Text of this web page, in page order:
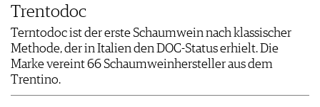
Trentodoc
Terntodoc ist der erste Schaumwein nach klassischer
Methode, der in Italien den DOC-Status erhielt. Die
Marke vereint 66 Schaumweinhersteller aus dem
Trentino.